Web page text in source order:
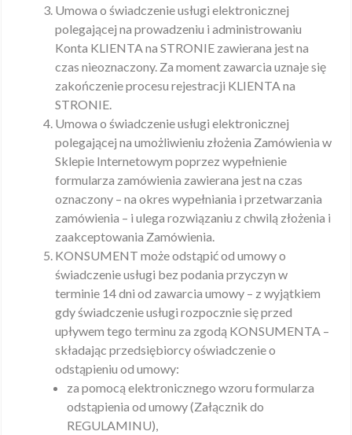
Umowa o świadczenie usługi elektronicznej
polegającej na prowadzeniu i administrowaniu
Konta KLIENTA na STRONIE zawierana jest na
czas nieoznaczony. Za moment zawarcia uznaje się
zakończenie procesu rejestracji KLIENTA na
STRONIE.
Umowa o świadczenie usługi elektronicznej
polegającej na umożliwieniu złożenia Zamówienia w
Sklepie Internetowym poprzez wypełnienie
formularza zamówienia zawierana jest na czas
oznaczony – na okres wypełniania i przetwarzania
zamówienia – i ulega rozwiązaniu z chwilą złożenia i
zaakceptowania Zamówienia.
KONSUMENT może odstąpić od umowy o
świadczenie usługi bez podania przyczyn w
terminie 14 dni od zawarcia umowy – z wyjątkiem
gdy świadczenie usługi rozpocznie się przed
upływem tego terminu za zgodą KONSUMENTA –
składając przedsiębiorcy oświadczenie o
odstąpieniu od umowy:
za pomocą elektronicznego wzoru formularza
odstąpienia od umowy (Załącznik do
REGULAMINU),